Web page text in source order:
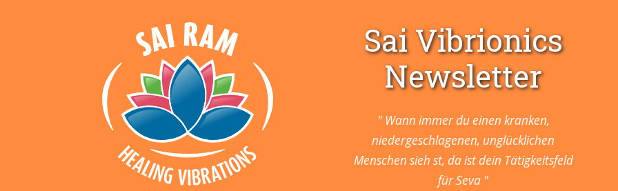
Sai Vibrionics
Newsletter
" Wann immer du einen kranken,
niedergeschlagenen, unglücklichen
Menschen sieh st, da ist dein Tätigkeitsfeld
für Seva "